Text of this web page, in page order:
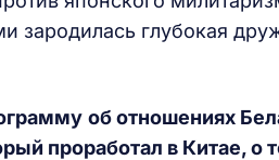
глубокая
об отношениях
проработал в Китае, о